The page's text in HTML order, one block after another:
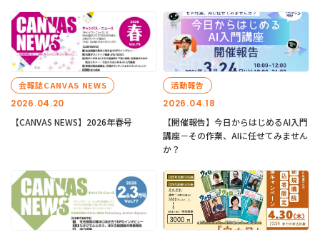
2026.04.20
会報誌CANVAS NEWS
【CANVAS NEWS】2026年春号
2026.04.18
活動報告
【開催報告】今日からはじめるAI入門
講座－その作業、AIに任せてみません
か？